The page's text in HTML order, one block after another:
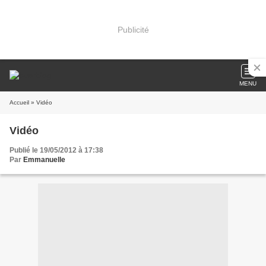
Publicité
MENU
Accueil » Vidéo
Vidéo
Publié le 19/05/2012 à 17:38
Par Emmanuelle